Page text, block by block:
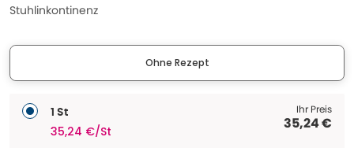
Stuhlinkontinenz
Ohne Rezept
1 St
35,24 €/St
Ihr Preis
35,24 €